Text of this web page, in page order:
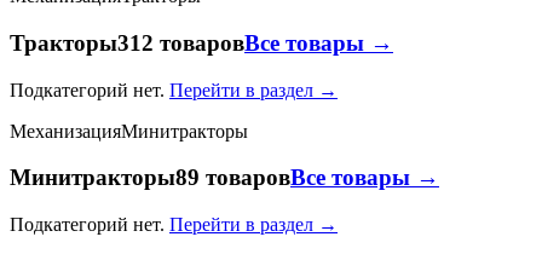
Тракторы312 товаровВсе товары →
Подкатегорий нет. Перейти в раздел →
МеханизацияМинитракторы
Минитракторы89 товаровВсе товары →
Подкатегорий нет. Перейти в раздел →